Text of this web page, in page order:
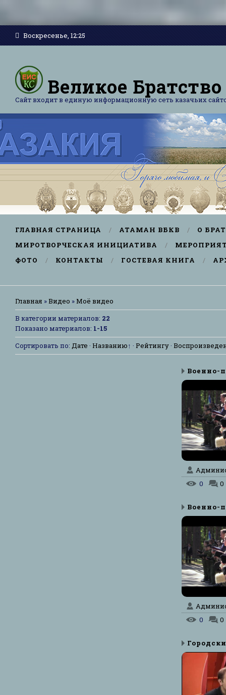
Воскресенье, 12:25
Великое
Сайт входит в единую информационную сеть казачьих
ГЛАВНАЯ СТРАНИЦА АТАМАН ВБКВ
О
МИРОТВОРЧЕСКАЯ ИНИЦИАТИВА
ФОТО
КОНТАКТЫ ГОСТЕВАЯ КНИГА
Главная »Видео »Моё видео
В категории материалов: 22
Показано материалов: 1-15
Сортировать по: Дате · Названию↑ · Рейтингу·
0
0
0
0